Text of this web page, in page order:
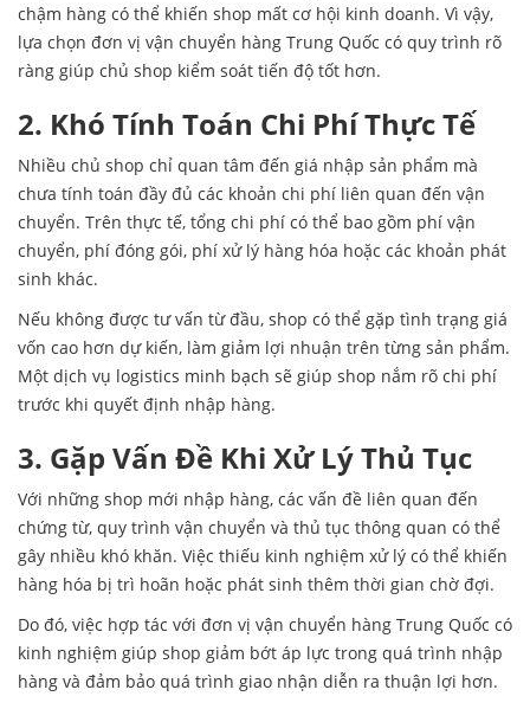
chậm hàng có thể khiến shop mất cơ hội kinh doanh. Vì vậy,
lựa chọn đơn vị vận chuyển hàng Trung Quốc có quy trình rõ
ràng giúp chủ shop kiểm soát tiến độ tốt hơn.
2. Khó Tính Toán Chi Phí Thực Tế
Nhiều chủ shop chỉ quan tâm đến giá nhập sản phẩm mà
chưa tính toán đầy đủ các khoản chi phí liên quan đến vận
chuyển. Trên thực tế, tổng chi phí có thể bao gồm phí vận
chuyển, phí đóng gói, phí xử lý hàng hóa hoặc các khoản phát
sinh khác.
Nếu không được tư vấn từ đầu, shop có thể gặp tình trạng giá
vốn cao hơn dự kiến, làm giảm lợi nhuận trên từng sản phẩm.
Một dịch vụ logistics minh bạch sẽ giúp shop nắm rõ chi phí
trước khi quyết định nhập hàng.
3. Gặp Vấn Đề Khi Xử Lý Thủ Tục
Với những shop mới nhập hàng, các vấn đề liên quan đến
chứng từ, quy trình vận chuyển và thủ tục thông quan có thể
gây nhiều khó khăn. Việc thiếu kinh nghiệm xử lý có thể khiến
hàng hóa bị trì hoãn hoặc phát sinh thêm thời gian chờ đợi.
Do đó, việc hợp tác với đơn vị vận chuyển hàng Trung Quốc có
kinh nghiệm giúp shop giảm bớt áp lực trong quá trình nhập
hàng và đảm bảo quá trình giao nhận diễn ra thuận lợi hơn.